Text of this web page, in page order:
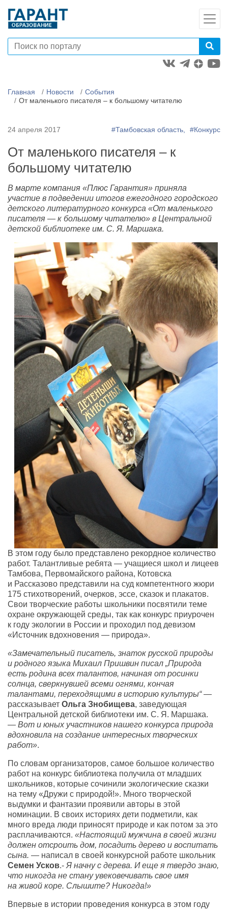
Главная Новости
События
От маленького писателя – к большому читателю
24 апреля 2017 #Тамбовская область, #Конкурс
От маленького писателя – к
большому читателю
В марте компания «Плюс Гарантия» приняла
участие в подведении итогов ежегодного городского
детского литературного конкурса «От маленького
писателя — к большому читателю» в Центральной
детской библиотеке им. С. Я. Маршака.
В этом году было представлено рекордное количество
работ. Талантливые ребята — учащиеся школ и лицеев
Тамбова, Первомайского района, Котовска
и Рассказово представили на суд компетентного жюри
175 стихотворений, очерков, эссе, сказок и плакатов.
Свои творческие работы школьники посвятили теме
охране окружающей среды, так как конкурс приурочен
к году экологии в России и проходил под девизом
«Источник вдохновения — природа».
«Замечательный писатель, знаток русской природы
и родного языка Михаил Пришвин писал „Природа
есть родина всех талантов, начиная от росинки
солнца, сверкнувшей всеми огнями, кончая
талантами, переходящими в историю культуры“—
рассказывает Ольга Знобищева, заведующая
Центральной детской библиотеки им. С. Я. Маршака.
— Вот и юных участников нашего конкурса природа
вдохновила на создание интересных творческих
работ».
По словам организаторов, самое большое количество
работ на конкурс библиотека получила от младших
школьников, которые сочинили экологические сказки
на тему «Дружи с природой!». Много творческой
выдумки и фантазии проявили авторы в этой
номинации. В своих историях дети подметили, как
много вреда люди приносят природе и как потом за это
расплачиваются. «Настоящий мужчина в своей жизни
должен отсроить дом, посадить дерево и воспитать
сына. — написал в своей конкурсной работе школьник
Семен Усков.- Я начну с дерева. И еще я твердо знаю,
что никогда не стану увековечивать свое имя
на живой коре. Слышите? Никогда!»
Впервые в истории проведения конкурса в этом году